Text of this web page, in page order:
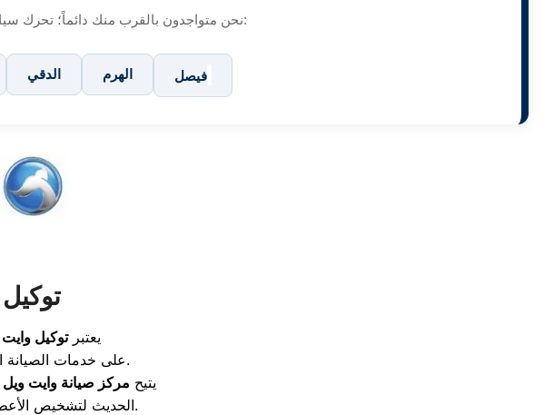
نحن متواجدون بالقرب منك دائماً؛ تحرك سيارات الصيانة المجهزة يومياً لخدمة كافة أحياء ومناطق محافظة الجيزة:
الدقي الهرم فيصل
يعتبرتوكيل
على خدمات الصيانة الشاملة وبأعلى مستويات الجودة والاحترافية.
يتيح مركز صيانة وايت ويل
الحديث لتشخيص الأعطال بالكامل في المنزل دون عناء نقل الأجهزة.